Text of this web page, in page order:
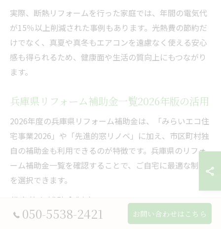
実際、断熱リフォームを行った家庭では、年間の電気代
が15％以上削減された事例もあります。光熱費の節約だ
けでなく、真夏や真冬もエアコンを遠慮なく使える安心
感も得られるため、健康面や生活の質向上にもつながり
ます。
兵庫県リフォーム補助金一覧2026年版の活用
2026年度の兵庫県リフォーム補助金は、「みらいエコ住
宅事業2026」や「先進的窓リノベ」に加え、市区町村独
自の補助金も利用できるのが特徴です。兵庫県のリフォ
ーム補助金一覧を確認することで、ご自宅に最適な制度
を選択できます。
代表的な補助金制度
みらいエコ住宅事業2026（省エネリフォーム全般対
050-5538-2421 お問い合わせはこちら